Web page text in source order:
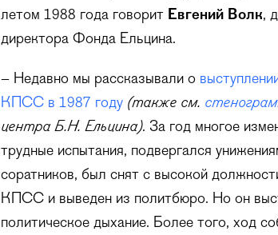
летом 1988 года говорит Евгений Волк,
директора Фонда Ельцина.
– Недавно мы рассказывали о
КПСС в 1987 году (также см.
центра Б.Н. Ельцина). За год многое
трудные испытания, подвергался
соратников, был снят с высокой
КПСС и выведен из политбюро. Но он
политическое дыхание. Более того, ход